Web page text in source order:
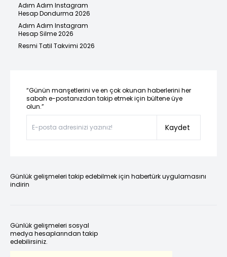
Adım Adım Instagram
Hesap Dondurma 2026
Adım Adım Instagram
Hesap Silme 2026
Resmi Tatil Takvimi 2026
“Günün manşetlerini ve en çok okunan haberlerini her
sabah e-postanızdan takip etmek için bültene üye
olun.”
Kaydet
Günlük gelişmeleri takip edebilmek için habertürk uygulamasını
indirin
Günlük gelişmeleri sosyal
medya hesaplarından takip
edebilirsiniz.